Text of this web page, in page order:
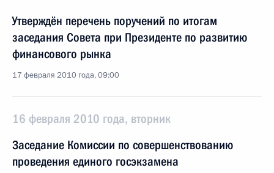
Утверждён перечень поручений по итогам
заседания Совета при Президенте по развитию
финансового рынка
17 февраля 2010 года, 09:00
16 февраля 2010 года, вторник
Заседание Комиссии по совершенствованию
проведения единого госэкзамена